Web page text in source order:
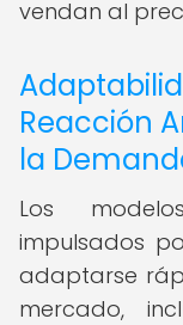
vendan al
Reacción
la
Los
impulsados
adaptarse
mercado,